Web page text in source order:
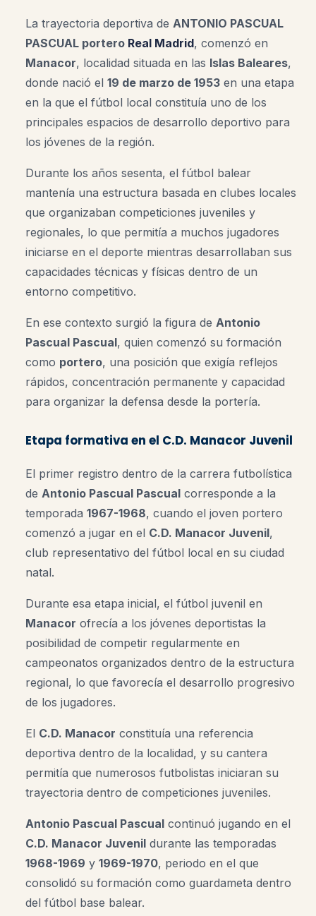
La trayectoria deportiva de ANTONIO PASCUAL
PASCUAL portero Real Madrid, comenzó en
Manacor, localidad situada en las Islas Baleares,
donde nació el 19 de marzo de 1953 en una etapa
en la que el fútbol local constituía uno de los
principales espacios de desarrollo deportivo para
los jóvenes de la región.
Durante los años sesenta, el fútbol balear
mantenía una estructura basada en clubes locales
que organizaban competiciones juveniles y
regionales, lo que permitía a muchos jugadores
iniciarse en el deporte mientras desarrollaban sus
capacidades técnicas y físicas dentro de un
entorno competitivo.
En ese contexto surgió la figura de Antonio
Pascual Pascual, quien comenzó su formación
como portero, una posición que exigía reflejos
rápidos, concentración permanente y capacidad
para organizar la defensa desde la portería.
Etapa formativa en el C.D. Manacor Juvenil
El primer registro dentro de la carrera futbolística
de Antonio Pascual Pascual corresponde a la
temporada 1967-1968, cuando el joven portero
comenzó a jugar en el C.D. Manacor Juvenil,
club representativo del fútbol local en su ciudad
natal.
Durante esa etapa inicial, el fútbol juvenil en
Manacor ofrecía a los jóvenes deportistas la
posibilidad de competir regularmente en
campeonatos organizados dentro de la estructura
regional, lo que favorecía el desarrollo progresivo
de los jugadores.
El C.D. Manacor constituía una referencia
deportiva dentro de la localidad, y su cantera
permitía que numerosos futbolistas iniciaran su
trayectoria dentro de competiciones juveniles.
Antonio Pascual Pascual continuó jugando en el
C.D. Manacor Juvenil durante las temporadas
1968-1969 y 1969-1970, periodo en el que
consolidó su formación como guardameta dentro
del fútbol base balear.